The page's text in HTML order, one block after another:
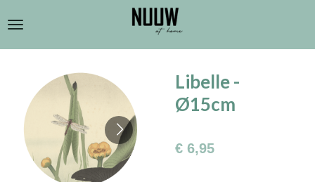
direct
naar
hoofdinhoud
Libelle -
Ø15cm
€ 6,95